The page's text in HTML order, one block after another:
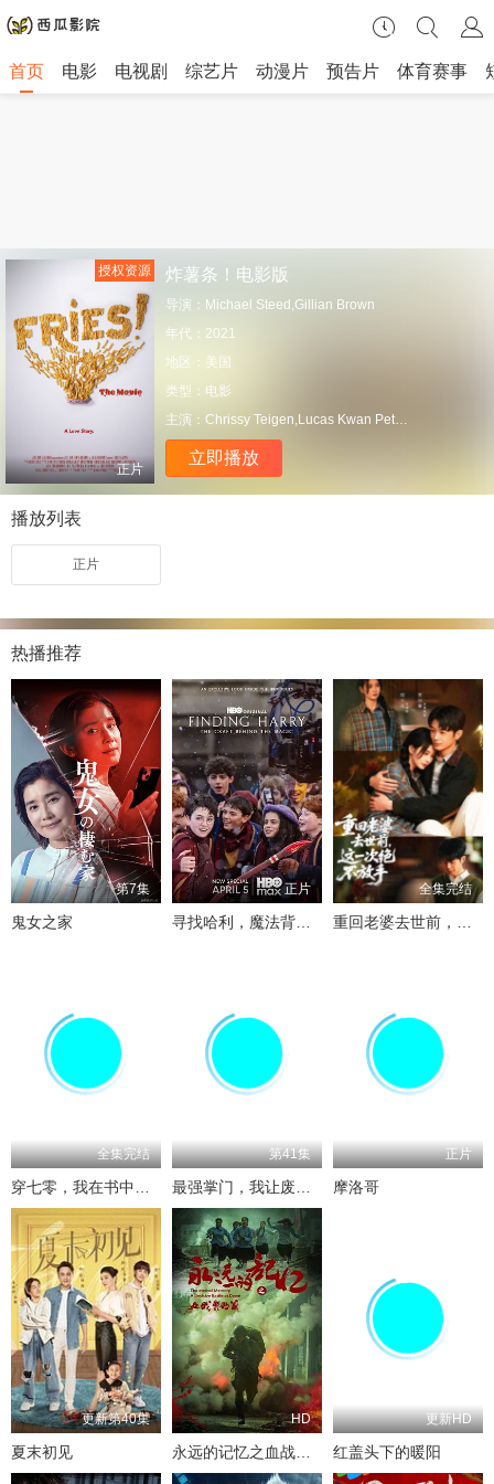
首页 电影 电视剧 综艺片 动漫片 预告片 体育赛事
正片
授权资源 炸薯条！电影版
导演： Michael Steed,Gillian Brown
年代： 2021
地区： 美国
类型： 电影
主演： Chrissy Teigen,Lucas Kwan Peterson,Ana Cornier
立即播放
播放列表
正片
热播推荐
第7集
鬼女之家
正片
寻找哈利，魔法背后的匠心
全集完结
重回老婆去世前，这一次绝不放手
全集完结
穿七零，我在书中挺好的
第41集
最强掌门，我让废柴宗门碾压三界
正片
摩洛哥
更新第40集
夏末初见
HD
永远的记忆之血战黎明前
更新HD
红盖头下的暖阳